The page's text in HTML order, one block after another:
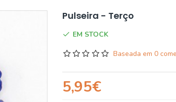
Pulseira - Terço
EM STOCK
Baseada em 0
5,95€